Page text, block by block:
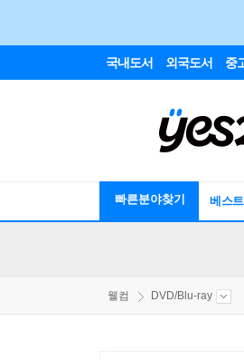
국내도서 외국도서 중
빠른분야찾기 베스트
웰컴 DVD/Blu-ray